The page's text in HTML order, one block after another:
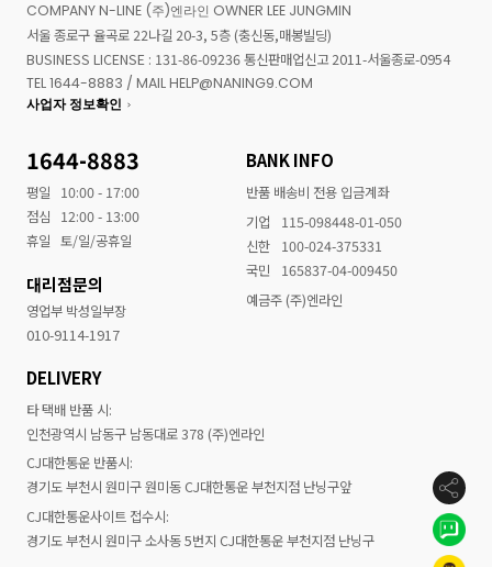
COMPANY N-LINE (주)엔라인 OWNER LEE JUNGMIN
서울 종로구 율곡로 22나길 20-3, 5층 (충신동,매봉빌딩)
BUSINESS LICENSE : 131-86-09236 통신판매업신고 2011-서울종로-0954
TEL 1644-8883 / MAIL HELP@NANING9.COM
사업자 정보확인
1644-8883
평일
10:00 - 17:00
점심
12:00 - 13:00
휴일 토/일/공휴일
대리점문의
영업부 박성일부장
010-9114-1917
BANK INFO
반품 배송비 전용 입금계좌
기업
115-098448-01-050
신한
100-024-375331
국민
165837-04-009450
예금주 (주)엔라인
DELIVERY
타 택배 반품 시:
인천광역시 남동구 남동대로 378 (주)엔라인
CJ대한통운 반품시:
경기도 부천시 원미구 원미동 CJ대한통운 부천지점 난닝구앞
CJ대한통운사이트 접수시:
경기도 부천시 원미구 소사동 5번지 CJ대한통운 부천지점 난닝구